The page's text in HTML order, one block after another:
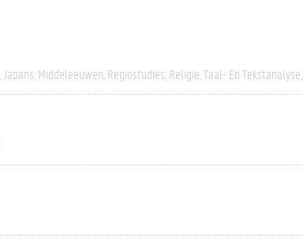
Japans Middeleeuwen Regiostudies Religie Taal- En Tekstanalyse